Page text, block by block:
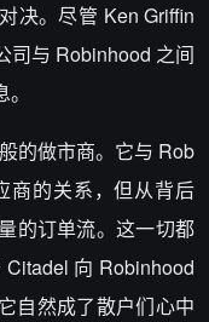
决。尽管 Ken Griffin
司与 Robinhood 之间
的做市商。它与 Rob
商的关系，但从背后
的订单流。这一切都
向 Robinhood
自然成了散户们心中